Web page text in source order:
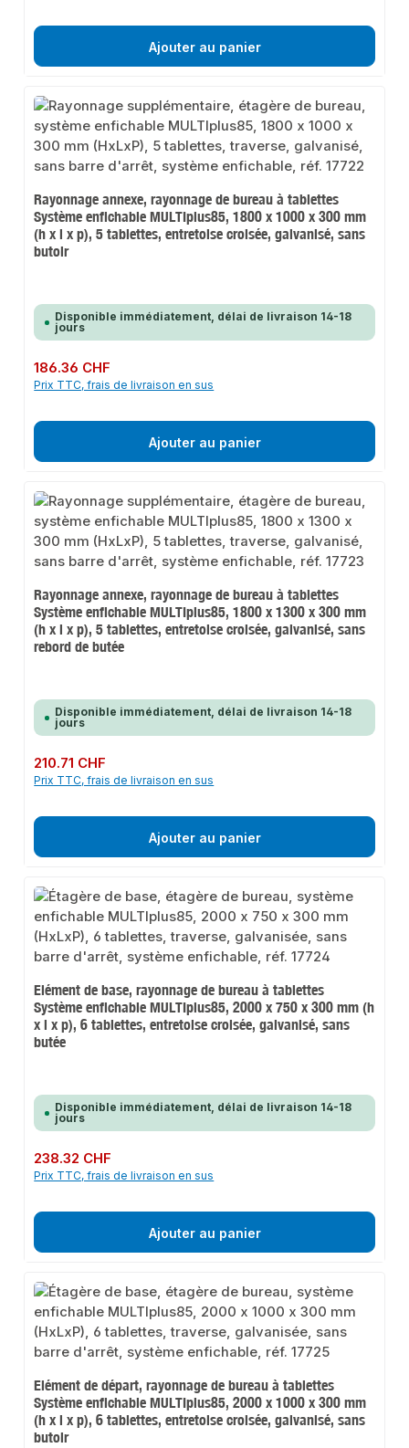
Ajouter au panier
Rayonnage annexe, rayonnage de bureau à tablettes
Système enfichable MULTIplus85, 1800 x 1000 x 300 mm
(h x l x p), 5 tablettes, entretoise croisée, galvanisé, sans
butoir
Disponible immédiatement, délai de livraison 14-18
jours
Prix régulier :
186.36 CHF
Prix TTC, frais de livraison en sus
Ajouter au panier
Rayonnage annexe, rayonnage de bureau à tablettes
Système enfichable MULTIplus85, 1800 x 1300 x 300 mm
(h x l x p), 5 tablettes, entretoise croisée, galvanisé, sans
rebord de butée
Disponible immédiatement, délai de livraison 14-18
jours
Prix régulier :
210.71 CHF
Prix TTC, frais de livraison en sus
Ajouter au panier
Elément de base, rayonnage de bureau à tablettes
Système enfichable MULTIplus85, 2000 x 750 x 300 mm (h
x l x p), 6 tablettes, entretoise croisée, galvanisé, sans
butée
Disponible immédiatement, délai de livraison 14-18
jours
Prix régulier :
238.32 CHF
Prix TTC, frais de livraison en sus
Ajouter au panier
Elément de départ, rayonnage de bureau à tablettes
Système enfichable MULTIplus85, 2000 x 1000 x 300 mm
(h x l x p), 6 tablettes, entretoise croisée, galvanisé, sans
butoir